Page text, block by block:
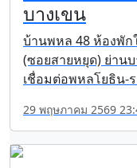
บางเขน
บ้านพหล 48 ห้องพัก
(ซอยสายหยุด) ย่าน
เชื่อมต่อพหลโยธิน-
29 พฤษภาคม 2569